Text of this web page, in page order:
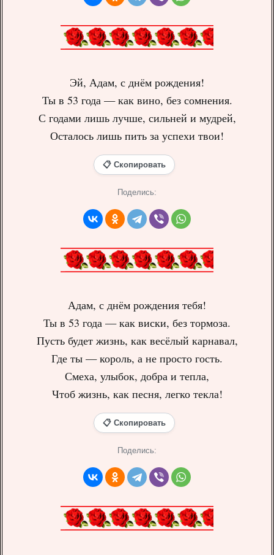
Эй, Адам, с днём рождения!
Ты в 53 года — как вино, без сомнения.
С годами лишь лучше, сильней и мудрей,
Осталось лишь пить за успехи твои!
📋 Скопировать
Поделись:
Адам, с днём рождения тебя!
Ты в 53 года — как виски, без тормоза.
Пусть будет жизнь, как весёлый карнавал,
Где ты — король, а не просто гость.
Смеха, улыбок, добра и тепла,
Чтоб жизнь, как песня, легко текла!
📋 Скопировать
Поделись: